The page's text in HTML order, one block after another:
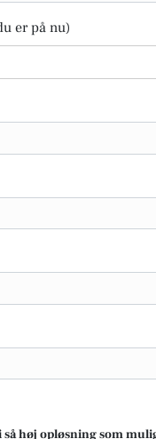
er på nu)
så høj opløsning som